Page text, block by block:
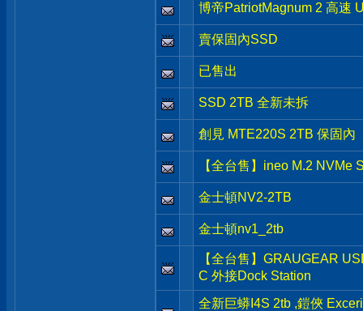
博帝PatriotMagnum 2 高速
賣保固內SSD
已售出
SSD 2TB 全新未拆
創見 MTE220S 2TB 保固內
【全台售】ineo M.2 NVMe
金士頓NV2-2TB
金士頓nv1_2tb
【全台售】GRAUGEAR
C 外接Dock Station
全新巨蟒I4S 2tb ,鎧俠